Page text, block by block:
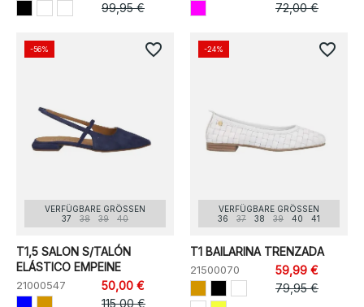
99,95 €
72,00 €
VERFÜGBARE GRÖSSEN
37
38 39 40
T1,5 SALON S/TALÓN
ELÁSTICO EMPEINE
21000547
50,00 €
115,00 €
-56% favorite_border
VERFÜGBARE GRÖSSEN
36
37 38 39 40 41
T1 BAILARINA TRENZADA
21500070
59,99 €
79,95 €
-24% favorite_border